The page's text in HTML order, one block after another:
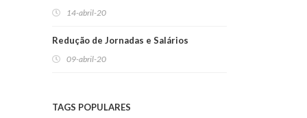
14-abril-20
Redução de Jornadas e Salários
09-abril-20
TAGS POPULARES